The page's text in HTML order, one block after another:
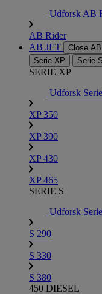
Udforsk AB
AB Rider
AB JET
Close
Serie XP
Serie S
SERIE XP
Udforsk
XP 350
XP 390
XP 430
XP 465
SERIE S
Udforsk
S 290
S 330
S 380
450 DIESEL